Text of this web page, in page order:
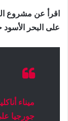
اقرأ عن مشروع
على البحر الأسود
ميناء
جورجيا